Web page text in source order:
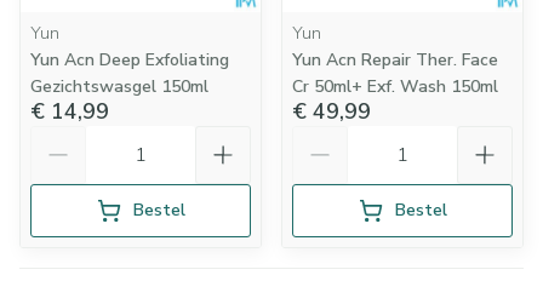
Yun
Yun Acn Deep Exfoliating
Gezichtswasgel 150ml
€ 14,99
Bestel
Yun
Yun Acn Repair Ther. Face
Cr 50ml+ Exf. Wash 150ml
€ 49,99
Bestel